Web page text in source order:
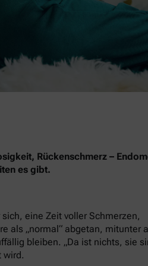
Rückenschmerz –
es gibt.
eine Zeit voller Schmerzen,
als „normal“ abgetan, mitunter
bleiben. „Da ist nichts, sie
wird.